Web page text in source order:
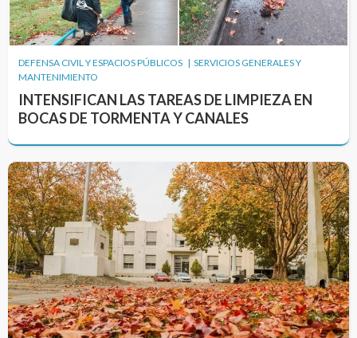
DEFENSA CIVIL Y ESPACIOS PÚBLICOS | SERVICIOS GENERALES Y
MANTENIMIENTO
INTENSIFICAN LAS TAREAS DE LIMPIEZA EN
BOCAS DE TORMENTA Y CANALES